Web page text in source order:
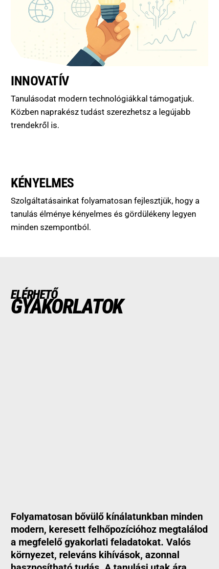
INNOVATÍV
Tanulásodat modern technológiákkal támogatjuk.
Közben naprakész tudást szerezhetsz a legújabb
trendekről is.
KÉNYELMES
Szolgáltatásainkat folyamatosan fejlesztjük, hogy a
tanulás élménye kényelmes és gördülékeny legyen
minden szempontból.
ELÉRHETŐ
GYAKORLATOK
Folyamatosan bővülő kínálatunkban minden
modern, keresett felhőpozícióhoz megtalálod
a megfelelő gyakorlati feladatokat. Valós
környezet, releváns kihívások, azonnal